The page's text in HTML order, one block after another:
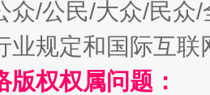
一次搞定
众/公民/大众/民
业规定和国际互
版权权属问题：